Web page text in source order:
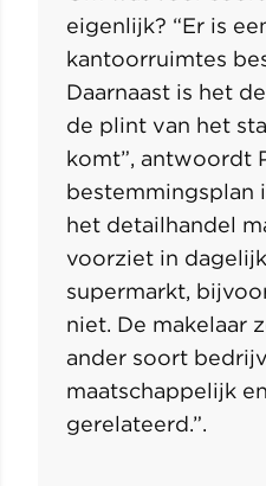
eigenlijk? “Er is
kantoorruimtes
Daarnaast is het
de plint van het
komt”, antwoordt
bestemmingsplan
het detailhandel
voorziet in
supermarkt,
niet. De makelaar
ander soort
maatschappelijk
gerelateerd.”.